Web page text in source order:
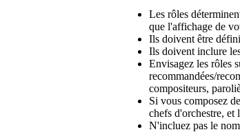
Les rôles
que l'affichage de
Ils doivent être
Ils doivent inclure
Envisagez les rôles
recommandées/
compositeurs,
Si vous composez
chefs d'orchestre, et
N'incluez pas le